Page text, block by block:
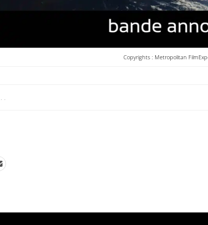
Copyrights : Metropolitan